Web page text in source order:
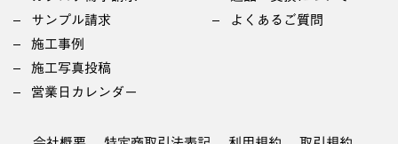
サンプル請求
施工事例
施工写真投稿
営業日カレンダー
よくあるご質問